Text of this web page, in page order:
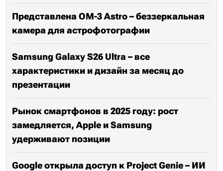
Представлена OM-3 Astro – беззеркальная
камера для астрофотографии
Samsung Galaxy S26 Ultra – все
характеристики и дизайн за месяц до
презентации
Рынок смартфонов в 2025 году: рост
замедляется, Apple и Samsung
удерживают позиции
Google открыла доступ к Project Genie – ИИ